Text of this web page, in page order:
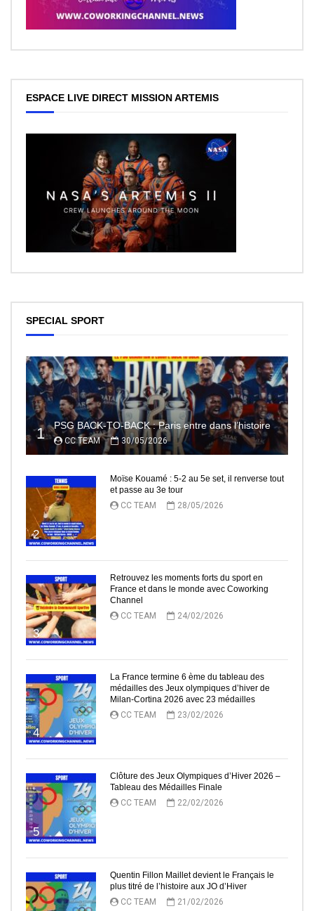
ESPACE LIVE DIRECT MISSION ARTEMIS
SPECIAL SPORT
1 PSG BACK-TO-BACK : Paris entre dans l’histoire
CC TEAM 30/05/2026
2
Moïse Kouamé : 5-2 au 5e set, il renverse tout
et passe au 3e tour
CC TEAM
28/05/2026
3
Retrouvez les moments forts du sport en
France et dans le monde avec Coworking
Channel
CC TEAM
24/02/2026
4
La France termine 6 ème du tableau des
médailles des Jeux olympiques d’hiver de
Milan-Cortina 2026 avec 23 médailles
CC TEAM
23/02/2026
5
Clôture des Jeux Olympiques d’Hiver 2026 –
Tableau des Médailles Finale
CC TEAM
22/02/2026
Quentin Fillon Maillet devient le Français le
plus titré de l’histoire aux JO d’Hiver
CC TEAM
21/02/2026